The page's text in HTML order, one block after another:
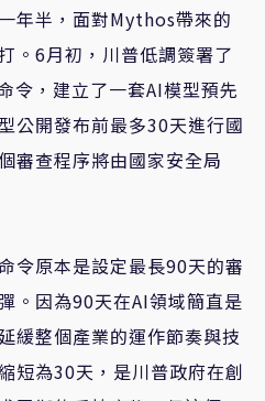
年半，面對Mythos帶來的
。 6月初，川普低調簽署了
令，建立了一套AI模型預先
公開發布前最多30天進行國
審查程序將由國家安全局
令原本是設定最長90天的審
。因為90天在AI領域簡直是
緩整個產業的運作節奏與技
短為30天，是川普政府在創